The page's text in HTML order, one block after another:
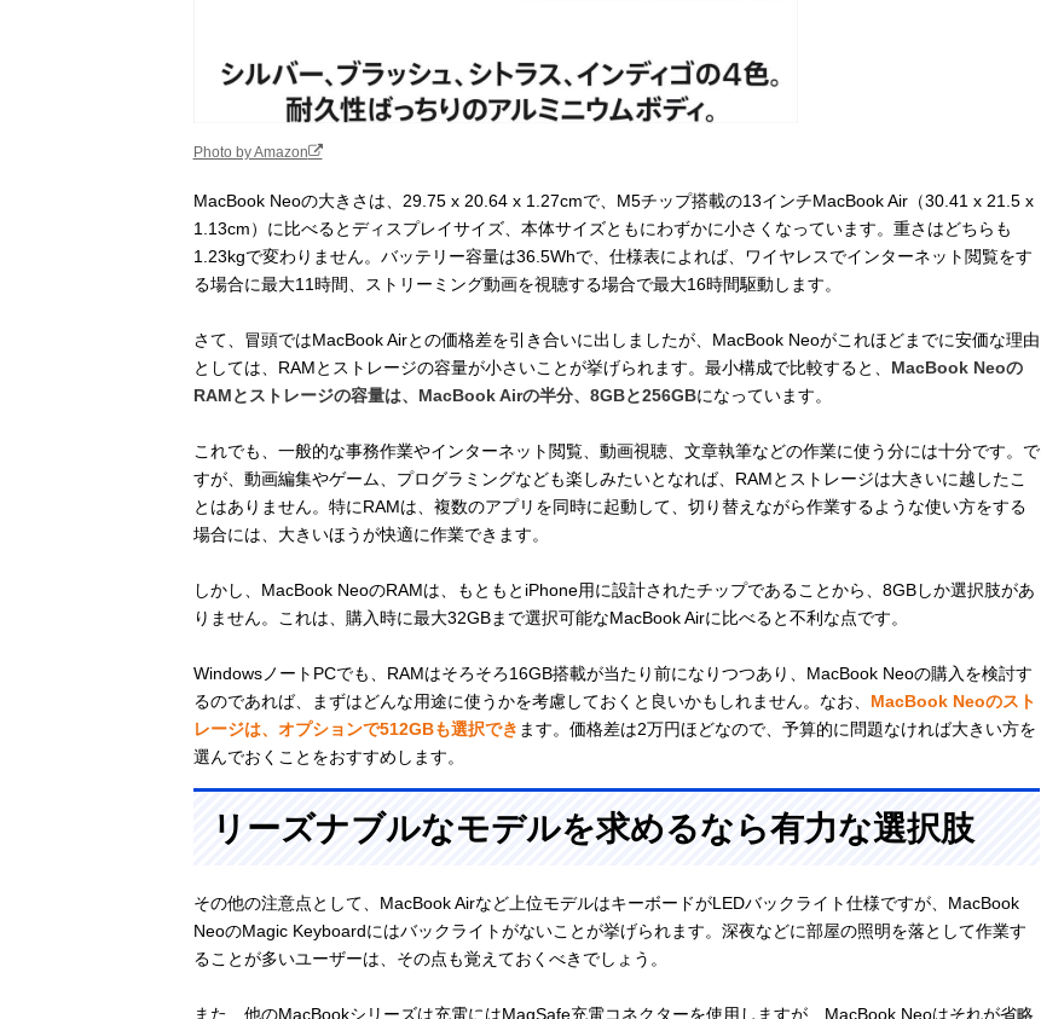
Photo by Amazon
MacBook Neoの大きさは、29.75 x 20.64 x 1.27cmで、M5チップ搭載の13インチMacBook Air（30.41 x 21.5 x
1.13cm）に比べるとディスプレイサイズ、本体サイズともにわずかに小さくなっています。重さはどちらも
1.23kgで変わりません。バッテリー容量は36.5Whで、仕様表によれば、ワイヤレスでインターネット閲覧をす
る場合に最大11時間、ストリーミング動画を視聴する場合で最大16時間駆動します。
さて、冒頭ではMacBook Airとの価格差を引き合いに出しましたが、MacBook Neoがこれほどまでに安価な理由
としては、RAMとストレージの容量が小さいことが挙げられます。最小構成で比較すると、 MacBook Neoの
RAMとストレージの容量は、MacBook Airの半分、8GBと256GBになっています。
これでも、一般的な事務作業やインターネット閲覧、動画視聴、文章執筆などの作業に使う分には十分です。で
すが、動画編集やゲーム、プログラミングなども楽しみたいとなれば、RAMとストレージは大きいに越したこ
とはありません。特にRAMは、複数のアプリを同時に起動して、切り替えながら作業するような使い方をする
場合には、大きいほうが快適に作業できます。
しかし、MacBook NeoのRAMは、もともとiPhone用に設計されたチップであることから、8GBしか選択肢があ
りません。これは、購入時に最大32GBまで選択可能なMacBook Airに比べると不利な点です。
WindowsノートPCでも、RAMはそろそろ16GB搭載が当たり前になりつつあり、MacBook Neoの購入を検討す
るのであれば、まずはどんな用途に使うかを考慮しておくと良いかもしれません。なお、 MacBook Neoのスト
レージは、オプションで512GBも選択でき ます。価格差は2万円ほどなので、予算的に問題なければ大きい方を
選んでおくことをおすすめします。
リーズナブルなモデルを求めるなら有力な選択肢
その他の注意点として、MacBook Airなど上位モデルはキーボードがLEDバックライト仕様ですが、MacBook
NeoのMagic Keyboardにはバックライトがないことが挙げられます。深夜などに部屋の照明を落として作業す
ることが多いユーザーは、その点も覚えておくべきでしょう。
また、他のMacBookシリーズは充電にはMagSafe充電コネクターを使用しますが、MacBook Neoはそれが省略